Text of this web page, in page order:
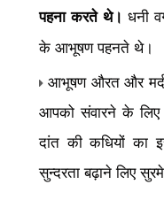
पहना करते थे। धनी
के आभूषण पहनते थे।
आभूषण औरत और मर्द
आपको संवारने के लिए
दांत की कधियों का
सुन्दरता बढ़ाने लिए